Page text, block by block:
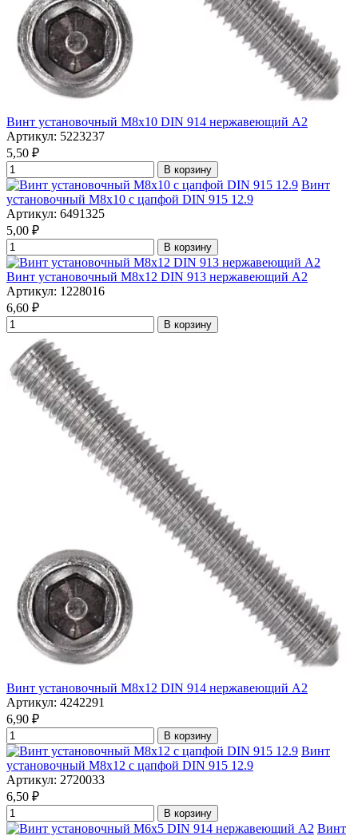
Винт установочный М8х10 DIN 914 нержавеющий А2
Артикул: 5223237
5,50 ₽
В корзину
Винт
установочный М8х10 с цапфой DIN 915 12.9
Артикул: 6491325
5,00 ₽
В корзину
Винт установочный М8х12 DIN 913 нержавеющий А2
Артикул: 1228016
6,60 ₽
В корзину
Винт установочный М8х12 DIN 914 нержавеющий А2
Артикул: 4242291
6,90 ₽
В корзину
Винт
установочный М8х12 с цапфой DIN 915 12.9
Артикул: 2720033
6,50 ₽
В корзину
Винт